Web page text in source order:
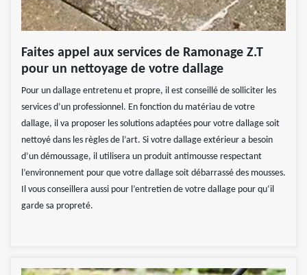
Faites appel aux services de Ramonage Z.T
pour un nettoyage de votre dallage
Pour un dallage entretenu et propre, il est conseillé de solliciter les
services d’un professionnel. En fonction du matériau de votre
dallage, il va proposer les solutions adaptées pour votre dallage soit
nettoyé dans les règles de l’art. Si votre dallage extérieur a besoin
d’un démoussage, il utilisera un produit antimousse respectant
l’environnement pour que votre dallage soit débarrassé des mousses.
Il vous conseillera aussi pour l’entretien de votre dallage pour qu‘il
garde sa propreté.